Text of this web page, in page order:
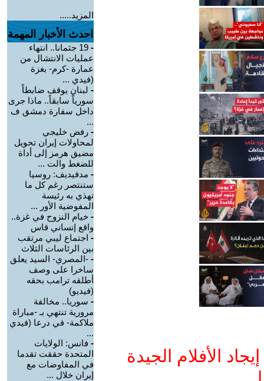
الأفلام الجيدة
المزيد.....
احدث الأخبار المهمة
-
19 جثمانا.. انتهاء
عمليات الانتشال من
عمارة -كرم- بغزة
(فيدي ...
- لبنان يوقف ضابطاً
سورياً سابقاً.. ماذا جرى
داخل سفارة دمشق ف
...
- رفض خليجي
لمحاولات إيران تحويل
مضيق هرمز إلى أداة
للضغط والت ...
- مدفيديف: روسيا
ستنتصر رغم كل ما
تهذي به رئيسة
المفوضية الأور ...
- خيام النزوح في غزة..
واقع إنساني قاس
- اجتماع ليبي مرتقب
بين الرئاسات الثلاث
- -المصري- السيد يعلق
ساخرا على وصف
أطلقه ترامب بحقه
(فيديو)
- سوريا.. مخالفة
مرورية تنتهي بـ -مباراة
ملاكمة- في درعا (فيدي
...
- فانس: الولايات
المتحدة حققت تقدما
في المفاوضات مع
إيران خلال ...